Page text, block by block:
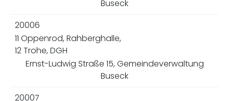
Buseck
20006
11 Oppenrod, Rahberghalle,
12 Trohe, DGH
Ernst-Ludwig Straße 15, Gemeindeverwaltung
Buseck
20007